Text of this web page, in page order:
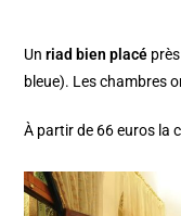
Un riad bien placé
bleue). Les chambres
À partir de 66 euros la